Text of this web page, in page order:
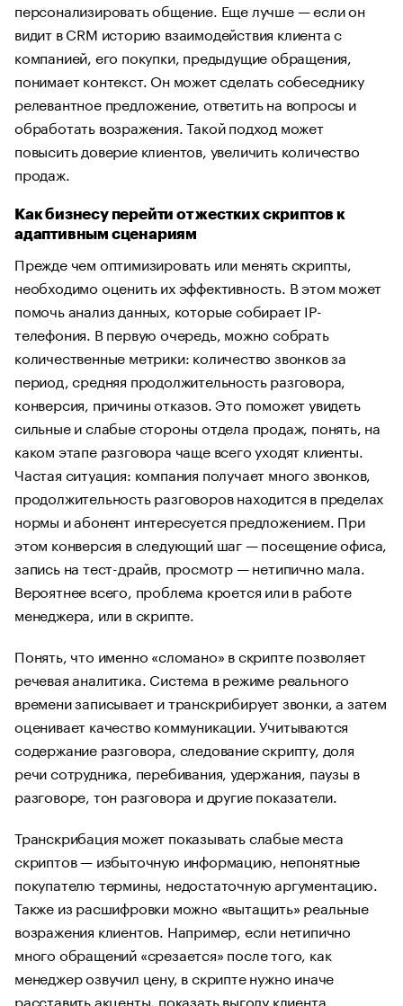
персонализировать общение. Еще лучше — если он
видит в CRM историю взаимодействия клиента с
компанией, его покупки, предыдущие обращения,
понимает контекст. Он может сделать собеседнику
релевантное предложение, ответить на вопросы и
обработать возражения. Такой подход может
повысить доверие клиентов, увеличить количество
продаж.
Как бизнесу перейти от жестких скриптов к
адаптивным сценариям
Прежде чем оптимизировать или менять скрипты,
необходимо оценить их эффективность. В этом может
помочь анализ данных, которые собирает IP-
телефония. В первую очередь, можно собрать
количественные метрики: количество звонков за
период, средняя продолжительность разговора,
конверсия, причины отказов. Это поможет увидеть
сильные и слабые стороны отдела продаж, понять, на
каком этапе разговора чаще всего уходят клиенты.
Частая ситуация: компания получает много звонков,
продолжительность разговоров находится в пределах
нормы и абонент интересуется предложением. При
этом конверсия в следующий шаг — посещение офиса,
запись на тест-драйв, просмотр — нетипично мала.
Вероятнее всего, проблема кроется или в работе
менеджера, или в скрипте.
Понять, что именно «сломано» в скрипте позволяет
речевая аналитика. Система в режиме реального
времени записывает и транскрибирует звонки, а затем
оценивает качество коммуникации. Учитываются
содержание разговора, следование скрипту, доля
речи сотрудника, перебивания, удержания, паузы в
разговоре, тон разговора и другие показатели.
Транскрибация может показывать слабые места
скриптов — избыточную информацию, непонятные
покупателю термины, недостаточную аргументацию.
Также из расшифровки можно «вытащить» реальные
возражения клиентов. Например, если нетипично
много обращений «срезается» после того, как
менеджер озвучил цену, в скрипте нужно иначе
расставить акценты, показать выгоду клиента.